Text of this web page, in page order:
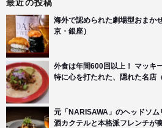
最近の投稿
海外で認められた劇場型おまか
京・銀座）
外食は年間600回以上！ マッキ
特に心を打たれた、隠れた名店
元「NARISAWA」のヘッドソ
酒カクテルと本格派フレンチが